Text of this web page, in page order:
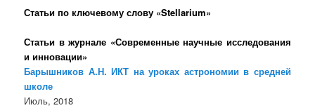
Статьи по ключевому слову «Stellarium»
Статьи в журнале «Современные научные исследования
и инновации»
Барышников А.Н. ИКТ на уроках астрономии в средней
школе
Июль, 2018